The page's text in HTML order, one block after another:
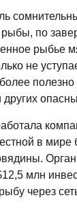
по
рыбье
не
полезно
других
в мире
млн
через